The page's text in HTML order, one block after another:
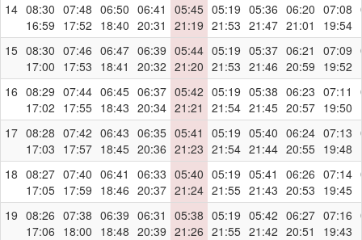
14 08:30
16:59
07:48
17:52
06:50
18:40
06:41
20:31
05:45
21:19
05:19
21:53
05:36
21:47
06:20
21:01
07:08
19:54
15 08:30
17:00
07:46
17:53
06:47
18:41
06:39
20:32
05:44
21:20
05:19
21:53
05:37
21:46
06:21
20:59
07:09
19:52
16 08:29
17:02
07:44
17:55
06:45
18:43
06:37
20:34
05:42
21:21
05:19
21:54
05:38
21:45
06:23
20:57
07:11
19:50
17 08:28
17:03
07:42
17:57
06:43
18:45
06:35
20:36
05:41
21:23
05:19
21:54
05:40
21:44
06:24
20:55
07:13
19:48
18 08:27
17:05
07:40
17:59
06:41
18:46
06:33
20:37
05:40
21:24
05:19
21:55
05:41
21:43
06:26
20:53
07:14
19:45
19 08:26
17:06
07:38
18:00
06:39
18:48
06:31
20:39
05:38
21:26
05:19
21:55
05:42
21:42
06:27
20:51
07:16
19:43